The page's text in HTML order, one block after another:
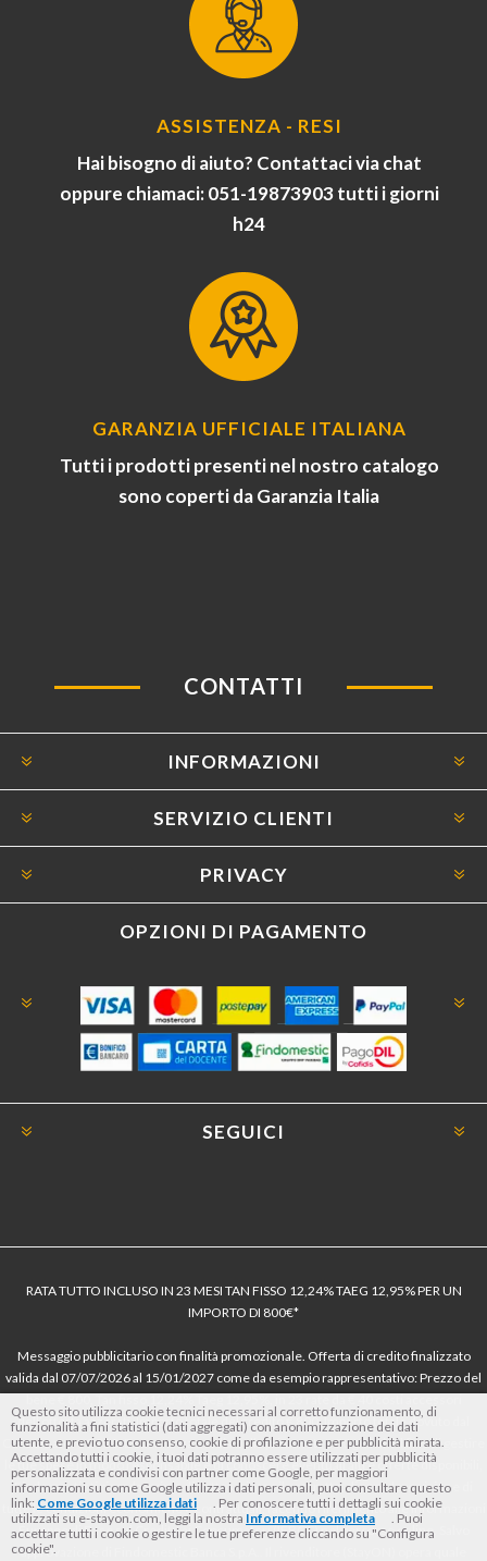
ASSISTENZA - RESI
Hai bisogno di aiuto? Contattaci via chat
oppure chiamaci: 051-19873903 tutti i giorni
h24
GARANZIA UFFICIALE ITALIANA
Tutti i prodotti presenti nel nostro catalogo
sono coperti da Garanzia Italia
CONTATTI
INFORMAZIONI
SERVIZIO CLIENTI
PRIVACY
OPZIONI DI PAGAMENTO
SEGUICI
RATA TUTTO INCLUSO IN 23 MESI TAN FISSO 12,24% TAEG 12,95% PER UN
IMPORTO DI 800€*
Messaggio pubblicitario con finalità promozionale. Offerta di credito finalizzato
valida dal 07/07/2026 al 15/01/2027 come da esempio rappresentativo: Prezzo del
dell’offerta azzerati. Importo totale del credito € 800. Importo totale dovuto dal
Consumatore € 920. Decorrenza media della prima rata a 90 giorni. Al fine di gestire
le tue spese in modo responsabile e di conoscere eventuali altre offerte disponibili,
Findomestic ti ricorda, prima di sottoscrivere il contratto, di prendere visione di
tutte le condizioni economiche e contrattuali, facendo riferimento alle Informazioni
Europee di Base sul Credito ai Consumatori (IEBCC) nel percorso online. Salvo
approvazione di Findomestic Banca S.p.A.. Il rivenditore (StayON) opera quale
Questo sito utilizza cookie tecnici necessari al corretto funzionamento, di
funzionalità a fini statistici (dati aggregati) con anonimizzazione dei dati
utente, e previo tuo consenso, cookie di profilazione e per pubblicità mirata.
Accettando tutti i cookie, i tuoi dati potranno essere utilizzati per pubblicità
personalizzata e condivisi con partner come Google, per maggiori
informazioni su come Google utilizza i dati personali, puoi consultare questo
link: Come Google utilizza i dati
. Per conoscere tutti i dettagli sui cookie
utilizzati su e-stayon.com, leggi la nostra Informativa completa
. Puoi
accettare tutti i cookie o gestire le tue preferenze cliccando su "Configura
cookie".